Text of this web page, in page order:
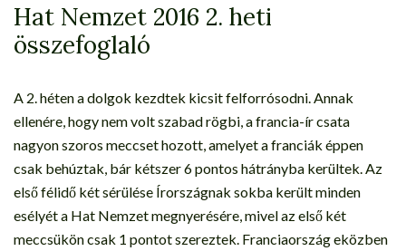
Hat Nemzet 2016 2. heti
összefoglaló
A 2. héten a dolgok kezdtek kicsit felforrósodni. Annak
ellenére, hogy nem volt szabad rögbi, a francia-ír csata
nagyon szoros meccset hozott, amelyet a franciák éppen
csak behúztak, bár kétszer 6 pontos hátrányba kerültek. Az
első félidő két sérülése Írországnak sokba került minden
esélyét a Hat Nemzet megnyerésére, mivel az első két
meccsükön csak 1 pontot szereztek. Franciaország eközben